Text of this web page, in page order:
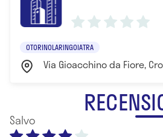
OTORINOLARINGOIATRA
Via Gioacchino da Fiore,
Salvo